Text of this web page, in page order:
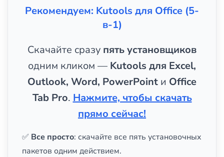
Рекомендуем: Kutools для Office (5-
в-1)
Скачайте сразу пять установщиков
одним кликом — Kutools для Excel,
Outlook, Word, PowerPoint и Office
Tab Pro. Нажмите, чтобы скачать
прямо сейчас!
✅ Все просто: скачайте все пять установочных
пакетов одним действием.